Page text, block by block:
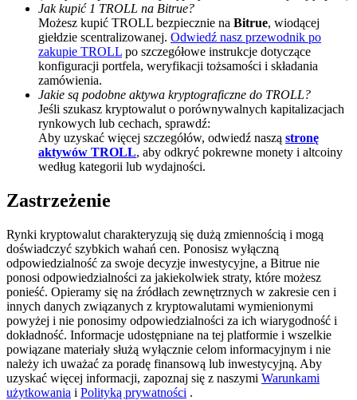
Deposit CASHCAT & Win
Share 500000 CASHCAT prize pool
Exclusive for BitMart Users
Register & Trade to Win 500,000 USDT
Precious Metals Trading Carnival
Trade Gold & Silver · 33,333 USDT Bonus
USDT New User Exclusive 10% APR
USDT Flexible Staking | Daily Rewards
Jak kupić 1 TROLL na Bitrue?
Możesz kupić TROLL bezpiecznie na Bitrue, wiodącej
giełdzie scentralizowanej. Odwiedź nasz przewodnik po
zakupie TROLL po szczegółowe instrukcje dotyczące
konfiguracji portfela, weryfikacji tożsamości i składania
zamówienia.
Jakie są podobne aktywa kryptograficzne do TROLL?
Jeśli szukasz kryptowalut o porównywalnych kapitalizacjach
rynkowych lub cechach, sprawdź:
Aby uzyskać więcej szczegółów, odwiedź naszą stronę
aktywów TROLL, aby odkryć pokrewne monety i altcoiny
według kategorii lub wydajności.
Zastrzeżenie
Rynki kryptowalut charakteryzują się dużą zmiennością i mogą
doświadczyć szybkich wahań cen. Ponosisz wyłączną
odpowiedzialność za swoje decyzje inwestycyjne, a Bitrue nie
ponosi odpowiedzialności za jakiekolwiek straty, które możesz
ponieść. Opieramy się na źródłach zewnętrznych w zakresie cen i
innych danych związanych z kryptowalutami wymienionymi
powyżej i nie ponosimy odpowiedzialności za ich wiarygodność i
dokładność. Informacje udostępniane na tej platformie i wszelkie
powiązane materiały służą wyłącznie celom informacyjnym i nie
należy ich uważać za poradę finansową lub inwestycyjną. Aby
uzyskać więcej informacji, zapoznaj się z naszymi Warunkami
użytkowania i Polityką prywatności .